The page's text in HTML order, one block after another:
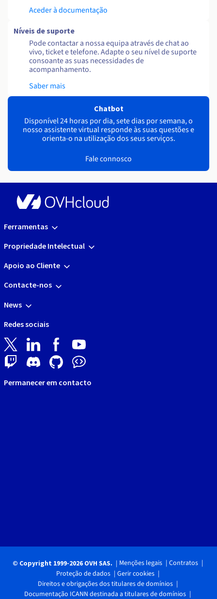
Aceder à documentação
Níveis de suporte
Pode contactar a nossa equipa através de chat ao
vivo, ticket e telefone. Adapte o seu nível de suporte
consoante as suas necessidades de
acompanhamento.
Saber mais
Chatbot
Disponível 24 horas por dia, sete dias por semana, o
nosso assistente virtual responde às suas questões e
orienta-o na utilização dos seus serviços.
Fale connosco
Ferramentas
Propriedade Intelectual
Apoio ao Cliente
Contacte-nos
News
Redes sociais
Permanecer em contacto
© Copyright 1999-2026 OVH SAS. Menções legais
Contratos
Proteção de dados
Gerir cookies
Direitos e obrigações dos titulares de domínios
Documentação ICANN destinada a titulares de domínios